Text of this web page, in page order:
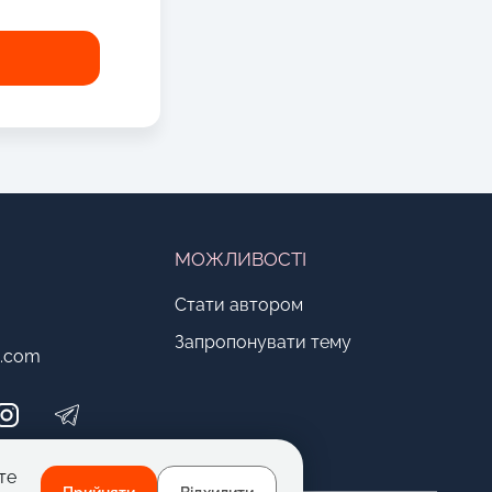
МОЖЛИВОСТІ
Стати автором
Запропонувати тему